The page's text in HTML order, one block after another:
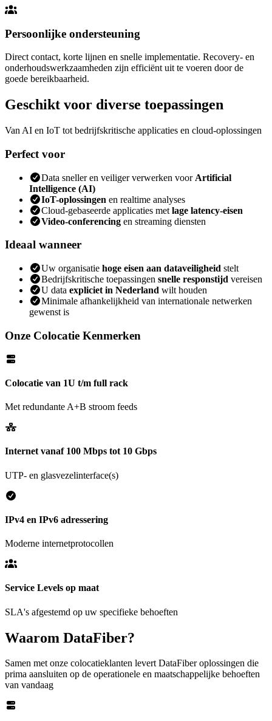
Persoonlijke ondersteuning
Direct contact, korte lijnen en snelle implementatie. Recovery- en
onderhoudswerkzaamheden zijn efficiënt uit te voeren door de
goede bereikbaarheid.
Geschikt voor diverse toepassingen
Van AI en IoT tot bedrijfskritische applicaties en cloud-oplossingen
Perfect voor
Data sneller en veiliger verwerken voor Artificial
Intelligence (AI)
IoT-oplossingen en realtime analyses
Cloud-gebaseerde applicaties met lage latency-eisen
Video-conferencing en streaming diensten
Ideaal wanneer
Uw organisatie hoge eisen aan dataveiligheid stelt
Bedrijfskritische toepassingen snelle responstijd vereisen
U data expliciet in Nederland wilt houden
Minimale afhankelijkheid van internationale netwerken
gewenst is
Onze Colocatie Kenmerken
Colocatie van 1U t/m full rack
Met redundante A+B stroom feeds
Internet vanaf 100 Mbps tot 10 Gbps
UTP- en glasvezelinterface(s)
IPv4 en IPv6 adressering
Moderne internetprotocollen
Service Levels op maat
SLA's afgestemd op uw specifieke behoeften
Waarom DataFiber?
Samen met onze colocatieklanten levert DataFiber oplossingen die
prima aansluiten op de operationele en maatschappelijke behoeften
van vandaag